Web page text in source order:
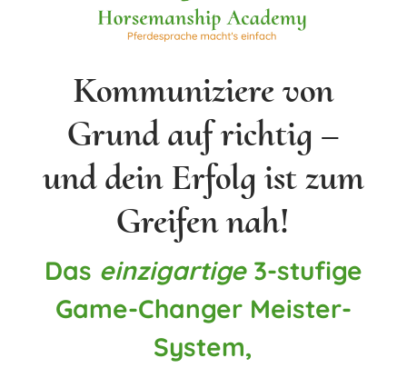
Kommuniziere von
Grund auf richtig –
und dein Erfolg ist zum
Greifen nah!
Das einzigartige3-stufige
Game-Changer Meister-
System,